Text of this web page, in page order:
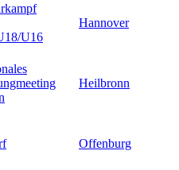
U16
Hannover
Heilbronn
Offenburg